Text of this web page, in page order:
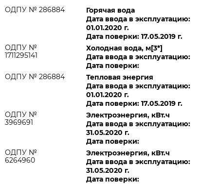
ОДПУ № 286884
Горячая вода
Дата ввода в эксплуатацию:
01.01.2020 г.
Дата поверки: 17.05.2019 г.
ОДПУ №
1711295141
Холодная вода, м[3*]
Дата ввода в эксплуатацию:
Дата поверки:
ОДПУ № 286884
Тепловая энергия
Дата ввода в эксплуатацию:
01.01.2020 г.
Дата поверки: 17.05.2019 г.
ОДПУ №
3969691
Электроэнергия, кВт.ч
Дата ввода в эксплуатацию:
31.05.2020 г.
Дата поверки:
ОДПУ №
6264960
Электроэнергия, кВт.ч
Дата ввода в эксплуатацию:
31.05.2020 г.
Дата поверки: